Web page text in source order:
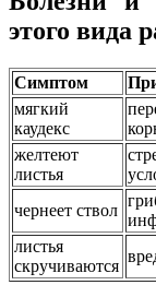
этого вида
Симптом
мягкий
каудекс
желтеют
листья
чернеет ствол
листья
скручиваются